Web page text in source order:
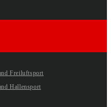
Freiluftsport
Hallensport